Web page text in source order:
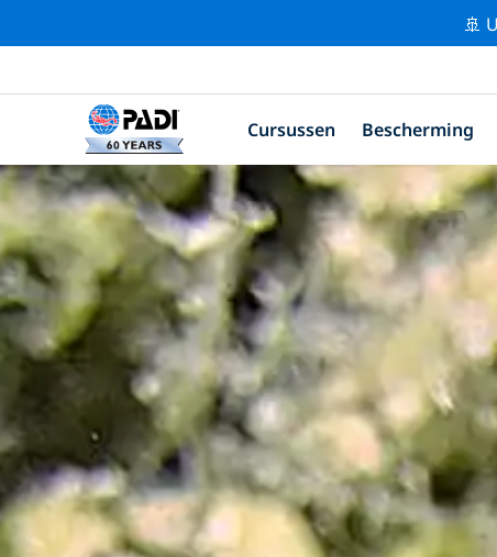
🚢
Cursussen Bescherming